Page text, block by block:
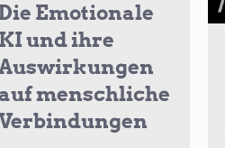
Die Emotionale
KI und ihre
menschliche